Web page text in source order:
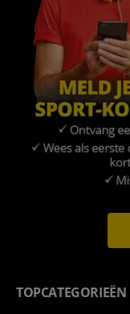
TOPCATEGORIEËN